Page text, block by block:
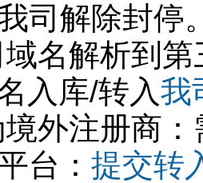
司解除封停
名解析到
入库/转入我
外注册商
台： 提交转